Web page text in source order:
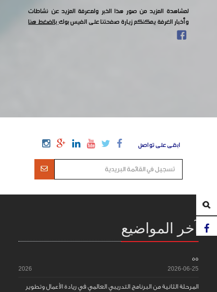
لمشاهدة المزيد من صور هذا الخبر ولمعرفة المزيد عن نشاطات
وأخبار الغرفة يمكنكم زيارة صفحتنا على الفيس بوكبالضغط هنا
ابقى على تواصل
آخر المواضيع
55
2026-06-25
2026
المرحلة الثانية من البرنامج التدريبي العالمي في ريادة الأعمال وتطوير